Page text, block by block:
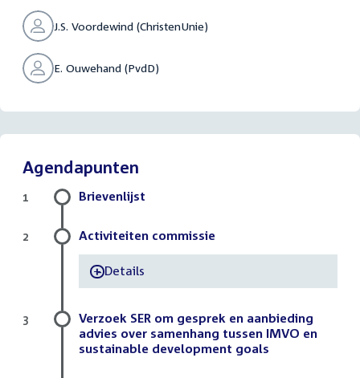
J.S. Voordewind (ChristenUnie)
E. Ouwehand (PvdD)
Agendapunten
Brievenlijst
1
Activiteiten commissie
-Details
2
Verzoek SER om gesprek en aanbieding
advies over samenhang tussen IMVO en
sustainable development goals
3